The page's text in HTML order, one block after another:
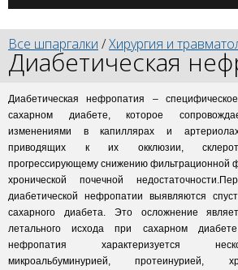
Все шпаргалки /Хирургия и
Диабетическая
Диабетическая нефропатия –
сахарном диабете, которое
изменениями в капиллярах и
приводящих к их окклюзии,
прогрессирующему снижению фильтрационной
хронической почечной
диабетической нефропатии выявляются
сахарного диабета. Это осложнение
летального исхода при сахарном
нефропатия характеризуется
микроальбуминурией, протеинурией,